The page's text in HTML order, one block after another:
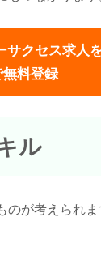
サクセス求人
料登録
ル
が考えられま